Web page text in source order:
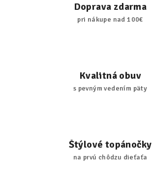
Doprava zdarma
pri nákupe nad 100€
Kvalitná obuv
s pevným vedením päty
Štýlové topánočky
na prvú chôdzu dieťaťa